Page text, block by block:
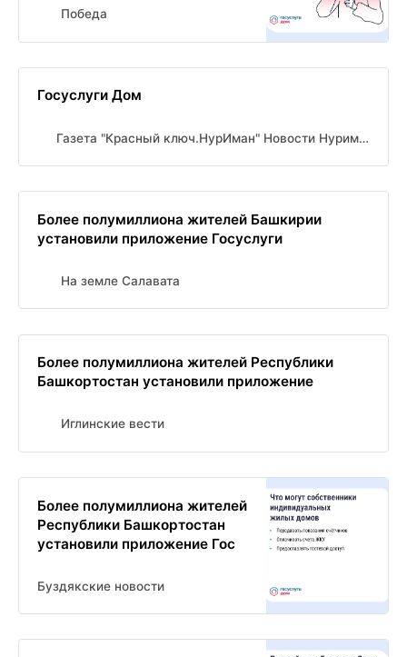
Победа
Госуслуги Дом
Газета "Красный ключ.НурИман" Новости Нуримановского района
Более полумиллиона жителей Башкирии
установили приложение Госуслуги
На земле Салавата
Более полумиллиона жителей Республики
Башкортостан установили приложение
Иглинские вести
Более полумиллиона жителей
Республики Башкортостан
установили приложение Гос
Буздякские новости